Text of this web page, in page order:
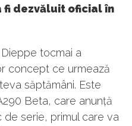
fi dezvăluit oficial în
tocmai a
concept ce urmează
săptămâni. Este
Beta, care anunță
serie, primul care va